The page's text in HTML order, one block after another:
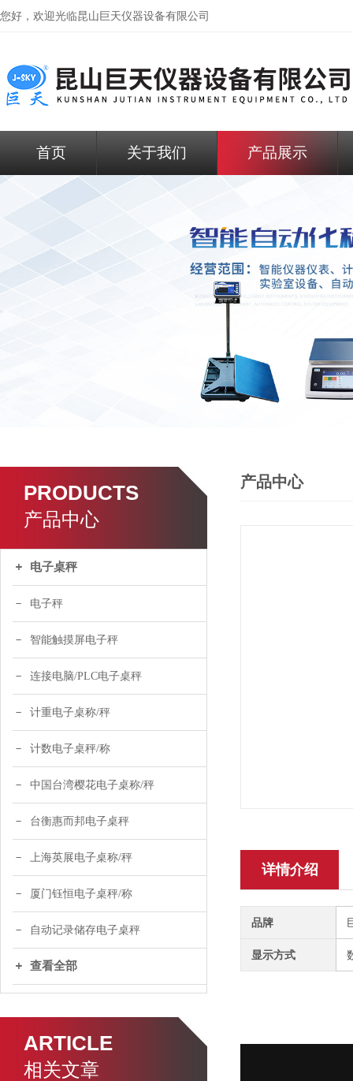
您好，欢迎光临昆山巨天仪器设备有限公司
首页 关于我们 产品展示
PRODUCTS
产品中心
电子桌秤
电子秤
智能触摸屏电子秤
连接电脑/PLC电子桌秤
计重电子桌称/秤
计数电子桌秤/称
中国台湾樱花电子桌称/秤
台衡惠而邦电子桌秤
上海英展电子桌称/秤
厦门钰恒电子桌秤/称
自动记录储存电子桌秤
查看全部
ARTICLE
相关文章
产品中心
详情介绍
品牌
显示方式